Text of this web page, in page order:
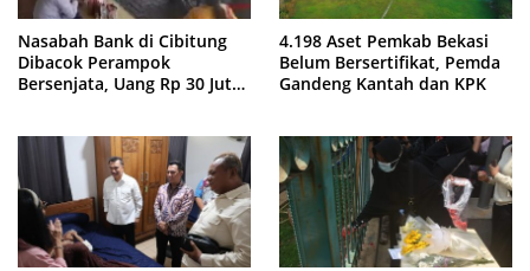
Nasabah Bank di Cibitung
Dibacok Perampok
Bersenjata, Uang Rp 30 Juta
4.198 Aset Pemkab Bekasi
Belum Bersertifikat, Pemda
Gandeng Kantah dan KPK